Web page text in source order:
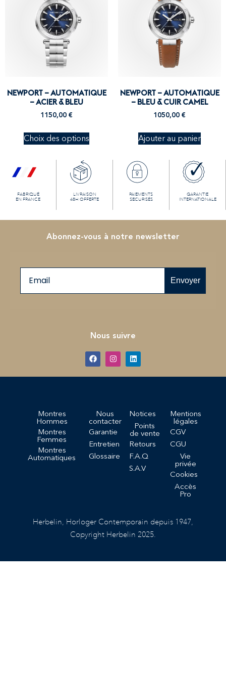
NEWPORT – AUTOMATIQUE
– ACIER & BLEU
1150,00 €
Choix des options
NEWPORT – AUTOMATIQUE
– BLEU & CUIR CAMEL
1050,00 €
Ajouter au panier
FABRIQUÉ
EN FRANCE
LIVRAISON
48H OFFERTE
PAIEMENTS
SECURISÉS
GARANTIE
INTERNATIONALE
Abonnez-vous à notre newsletter
Envoyer
Nous suivre
Montres
Hommes
Montres
Femmes
Montres
Automatiques
Nous
contacter
Garantie
Entretien
Glossaire
Notices
Points
de vente
Retours
F.A.Q
S.A.V
Mentions
légales
CGV
CGU
Vie
privée
Cookies
Accès
Pro
Herbelin, Horloger Contemporain depuis 1947,
Copyright Herbelin 2025.